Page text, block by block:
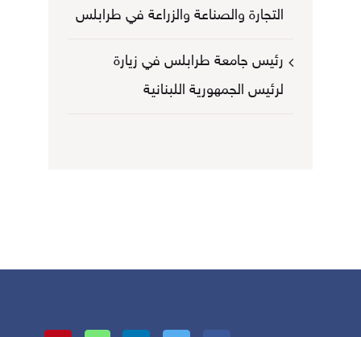
التجارة والصناعة والزراعة في طرابلس
رئيس جامعة طرابلس في زيارة
لرئيس الجمهورية اللبنانية